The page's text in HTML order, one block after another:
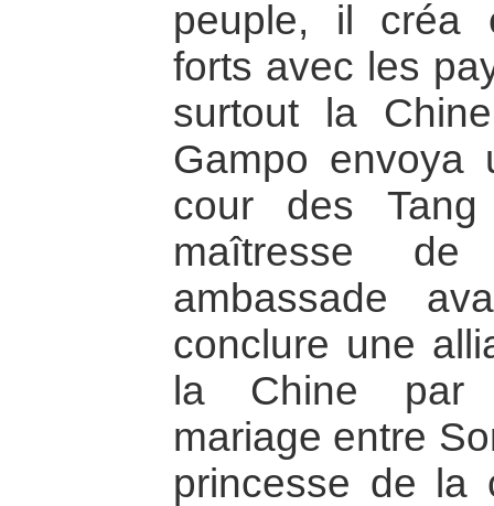
peuple, il créa
forts avec les
surtout la
Gampo envoya
cour des Tang
maîtresse
ambassade
conclure une
la Chine par
mariage entre
princesse de la